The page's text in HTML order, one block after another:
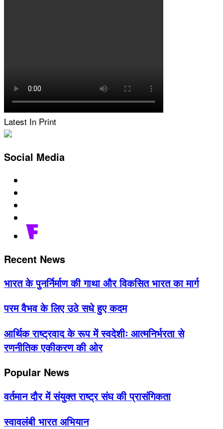
Latest In Print
Social Media
Recent News
भारत के पुनर्निर्माण की गाथा और विकसित भारत का मार्ग
परम वैभव के लिए उठे सधे हुए कदम
आर्थिक राष्ट्रवाद के रूप में स्वदेशीः आत्मनिर्भरता से
रणनीतिक एकीकरण की ओर
Popular News
वर्तमान दौर में संयुक्त राष्ट्र संघ की प्रासंगिकता
स्वावलंबी भारत अभियान